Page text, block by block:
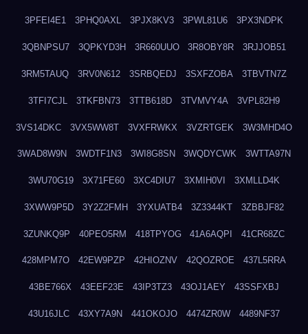
3PFEI4E1 3PHQ0AXL 3PJX8KV3 3PWL81U6 3PX3NDPK
3QBNPSU7 3QPKYD3H 3R660UUO 3R8OBY8R 3RJJOB51
3RM5TAUQ 3RV0N612 3SRBQEDJ 3SXFZOBA 3TBVTN7Z
3TFI7CJL 3TKFBN73 3TTB618D 3TVMVY4A 3VPL82H9
3VS14DKC 3VX5WW8T 3VXFRWKX 3VZRTGEK 3W3MHD4O
3WAD8W9N 3WDTF1N3 3WI8G8SN 3WQDYCWK 3WTTA97N
3WU70G19 3X71FE60 3XC4DIU7 3XMIH0VI 3XMLLD4K
3XWW9P5D 3Y2Z2FMH 3YXUATB4 3Z3344KT 3ZBBJF82
3ZUNKQ9P 40PEO5RM 418TPYOG 41A6AQPI 41CR68ZC
428MPM7O 42EW9PZP 42HIOZNV 42QOZROE 437L5RRA
43BE766X 43EEF23E 43IP3TZ3 43OJ1AEY 43SSFXBJ
43U16JLC 43XY7A9N 441OKOJO 4474ZR0W 4489NF37